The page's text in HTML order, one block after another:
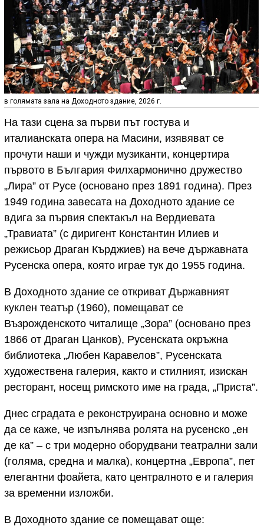
в голямата зала на Доходното здание, 2026 г.
На тази сцена за първи път гостува и
италианската опера на Масини, изявяват се
прочути наши и чужди музиканти, концертира
първото в България Филхармонично дружество
„Лира” от Русе (основано през 1891 година). През
1949 година завесата на Доходното здание се
вдига за първия спектакъл на Вердиевата
„Травиата” (с диригент Константин Илиев и
режисьор Драган Кърджиев) на вече държавната
Русенска опера, която играе тук до 1955 година.
В Доходното здание се откриват Държавният
куклен театър (1960), помещават се
Възрожденското читалище „Зора” (основано през
1866 от Драган Цанков), Русенската окръжна
библиотека „Любен Каравелов”, Русенската
художествена галерия, както и стилният, изискан
ресторант, носещ римското име на града, „Приста”.
Днес сградата е реконструирана основно и може
да се каже, че изпълнява ролята на русенско „ен
де ка” – с три модерно оборудвани театрални зали
(голяма, средна и малка), концертна „Европа”, пет
елегантни фоайета, като централното е и галерия
за временни изложби.
В Доходното здание се помещават още: